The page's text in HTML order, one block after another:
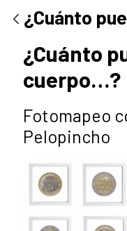
¿Cuánto
¿Cuánto
cuerpo…?
Fotomapeo
Pelopincho